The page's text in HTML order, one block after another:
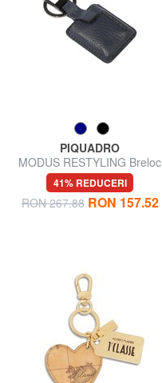
PIQUADRO
MODUS RESTYLING Breloc
din piele cu carabină
41% REDUCERI
RON 267.88 RON 157.52